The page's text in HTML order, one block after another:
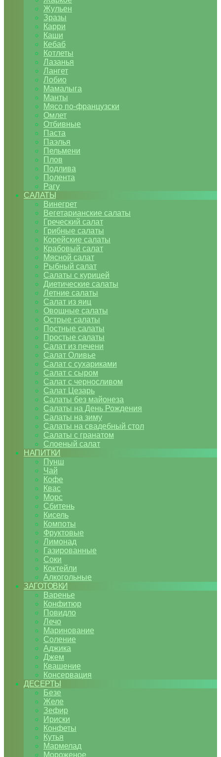
Жульен
Зразы
Карри
Каши
Кебаб
Котлеты
Лазанья
Лангет
Лобио
Мамалыга
Манты
Мясо по-французски
Омлет
Отбивные
Паста
Паэлья
Пельмени
Плов
Подлива
Полента
Рагу
САЛАТЫ
Винегрет
Вегетарианские салаты
Греческий салат
Грибные салаты
Корейские салаты
Крабовый салат
Мясной салат
Рыбный салат
Салаты с курицей
Диетические салаты
Летние салаты
Салат из яиц
Овощные салаты
Острые салаты
Постные салаты
Простые салаты
Салат из печени
Салат Оливье
Салат с сухариками
Салат с сыром
Салат с черносливом
Салат Цезарь
Салаты без майонеза
Салаты на День Рождения
Салаты на зиму
Салаты на свадебный стол
Салаты с гранатом
Слоеный салат
НАПИТКИ
Пунш
Чай
Кофе
Квас
Морс
Сбитень
Кисель
Компоты
Фруктовые
Лимонад
Газированные
Соки
Коктейли
Алкогольные
ЗАГОТОВКИ
Варенье
Конфитюр
Повидло
Лечо
Маринование
Соление
Аджика
Джем
Квашение
Консервация
ДЕСЕРТЫ
Безе
Желе
Зефир
Ириски
Конфеты
Кутья
Мармелад
Мороженое